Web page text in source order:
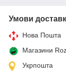
Умови
Нова Пошта
Магазини
Укрпошта